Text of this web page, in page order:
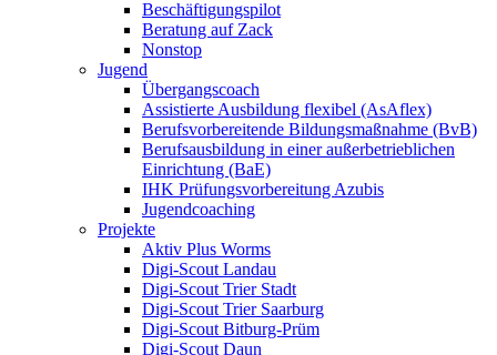
Beschäftigungspilot
Beratung auf Zack
Nonstop
Jugend
Übergangscoach
Assistierte Ausbildung flexibel (AsAflex)
Berufsvorbereitende Bildungsmaßnahme (BvB)
Berufsausbildung in einer außerbetrieblichen
Einrichtung (BaE)
IHK Prüfungsvorbereitung Azubis
Jugendcoaching
Projekte
Aktiv Plus Worms
Digi-Scout Landau
Digi-Scout Trier Stadt
Digi-Scout Trier Saarburg
Digi-Scout Bitburg-Prüm
Digi-Scout Daun